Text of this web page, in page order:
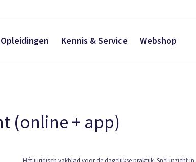
Opleidingen Kennis & Service Webshop
(online + app)